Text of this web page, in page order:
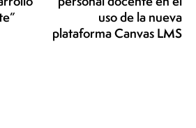
uso de la nueva
plataforma Canvas LMS